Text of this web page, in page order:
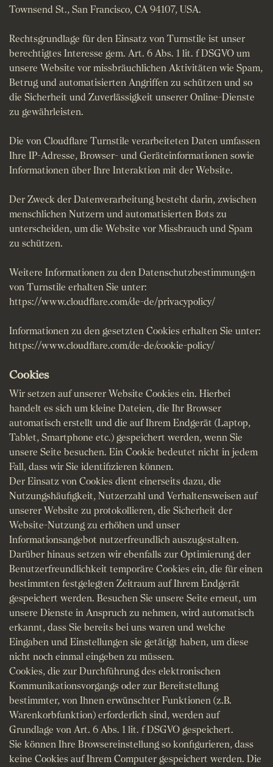
Townsend St., San Francisco, CA 94107, USA.
Rechtsgrundlage für den Einsatz von Turnstile ist unser
berechtigtes Interesse gem. Art. 6 Abs. 1 lit. f DSGVO um
unsere Website vor missbräuchlichen Aktivitäten wie Spam,
Betrug und automatisierten Angriffen zu schützen und so
die Sicherheit und Zuverlässigkeit unserer Online-Dienste
zu gewährleisten.
Die von Cloudflare Turnstile verarbeiteten Daten umfassen
Ihre IP-Adresse, Browser- und Geräteinformationen sowie
Informationen über Ihre Interaktion mit der Website.
Der Zweck der Datenverarbeitung besteht darin, zwischen
menschlichen Nutzern und automatisierten Bots zu
unterscheiden, um die Website vor Missbrauch und Spam
zu schützen.
Weitere Informationen zu den Datenschutzbestimmungen
von Turnstile erhalten Sie unter:
https://www.cloudflare.com/de-de/privacypolicy/
Informationen zu den gesetzten Cookies erhalten Sie unter:
https://www.cloudflare.com/de-de/cookie-policy/
Cookies
Wir setzen auf unserer Website Cookies ein. Hierbei
handelt es sich um kleine Dateien, die Ihr Browser
automatisch erstellt und die auf Ihrem Endgerät (Laptop,
Tablet, Smartphone etc.) gespeichert werden, wenn Sie
unsere Seite besuchen. Ein Cookie bedeutet nicht in jedem
Fall, dass wir Sie identifizieren können.
Der Einsatz von Cookies dient einerseits dazu, die
Nutzungshäufigkeit, Nutzerzahl und Verhaltensweisen auf
unserer Website zu protokollieren, die Sicherheit der
Website-Nutzung zu erhöhen und unser
Informationsangebot nutzerfreundlich auszugestalten.
Darüber hinaus setzen wir ebenfalls zur Optimierung der
Benutzerfreundlichkeit temporäre Cookies ein, die für einen
bestimmten festgelegten Zeitraum auf Ihrem Endgerät
gespeichert werden. Besuchen Sie unsere Seite erneut, um
unsere Dienste in Anspruch zu nehmen, wird automatisch
erkannt, dass Sie bereits bei uns waren und welche
Eingaben und Einstellungen sie getätigt haben, um diese
nicht noch einmal eingeben zu müssen.
Cookies, die zur Durchführung des elektronischen
Kommunikationsvorgangs oder zur Bereitstellung
bestimmter, von Ihnen erwünschter Funktionen (z.B.
Warenkorbfunktion) erforderlich sind, werden auf
Grundlage von Art. 6 Abs. 1 lit. f DSGVO gespeichert.
Sie können Ihre Browsereinstellung so konfigurieren, dass
keine Cookies auf Ihrem Computer gespeichert werden. Die